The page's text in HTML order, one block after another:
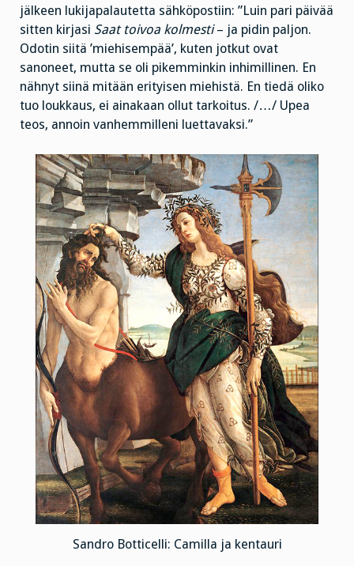
jälkeen lukijapalautetta sähköpostiin: ”Luin pari päivää
sitten kirjasi Saat toivoa kolmesti– ja pidin paljon.
Odotin siitä ’miehisempää’, kuten jotkut ovat
sanoneet, mutta se oli pikemminkin inhimillinen. En
nähnyt siinä mitään erityisen miehistä. En tiedä oliko
tuo loukkaus, ei ainakaan ollut tarkoitus. /…/ Upea
teos, annoin vanhemmilleni luettavaksi.”
Sandro Botticelli: Camilla ja kentauri